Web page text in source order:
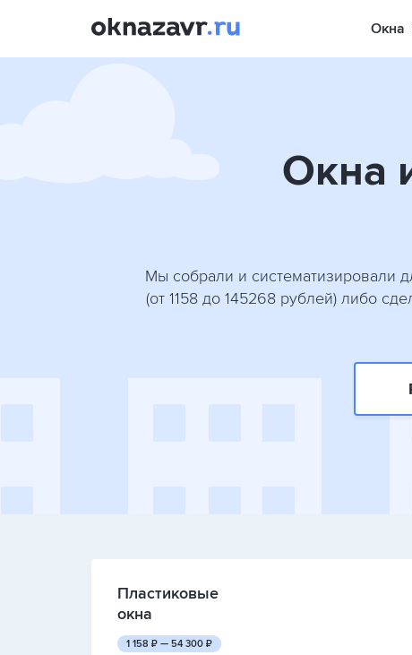
Окна
Окна
Мы собрали и систематизировали
(от 1158 до 145268 рублей) либо
Пластиковые
окна
1 158 руб.
₽ — 54 300 руб.
₽